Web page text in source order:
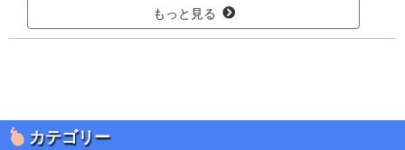
もっと見る
カテゴリー